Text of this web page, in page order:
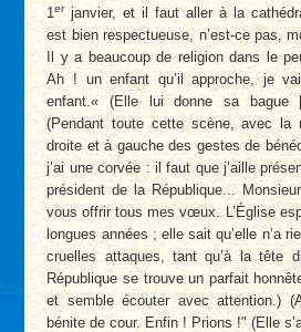
1erjanvier, et il faut aller à la
est bien respectueuse, n’est-ce pas,
Il y a beaucoup de religion dans le
Ah ! un enfant qu’il approche, je
enfant.« (Elle lui donne sa bague
(Pendant toute cette scène, avec la
droite et à gauche des gestes de
j’ai une corvée : il faut que j’aille
président de la République...
vous offrir tous mes vœux. L’Église
longues années ; elle sait qu’elle n’a
cruelles attaques, tant qu’à la tête
République se trouve un parfait
et semble écouter avec attention.)
bénite de cour. Enfin ! Prions !" (Elle